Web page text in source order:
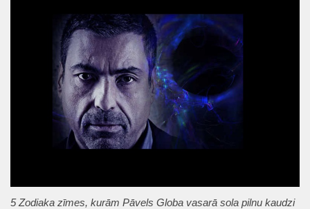
5 Zodiaka zīmes, kurām Pāvels Globa vasarā sola pilnu kaudzi